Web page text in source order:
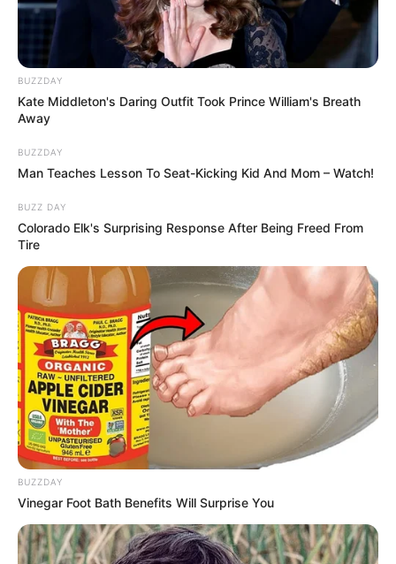
BUZZDAY
Kate Middleton's Daring Outfit Took Prince William's Breath
Away
BUZZDAY
Man Teaches Lesson To Seat-Kicking Kid And Mom – Watch!
BUZZ DAY
Colorado Elk's Surprising Response After Being Freed From
Tire
BUZZDAY
Vinegar Foot Bath Benefits Will Surprise You